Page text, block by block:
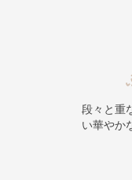
段々と重
い華やか